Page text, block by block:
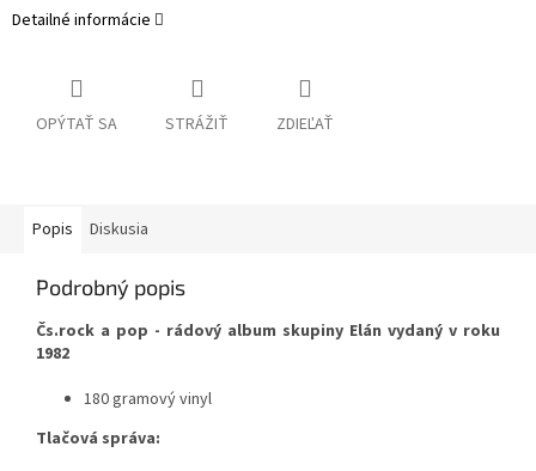
Detailné informácie
OPÝTAŤ SA STRÁŽIŤ ZDIEĽAŤ
Popis Diskusia
Podrobný popis
Čs.rock a pop - rádový album skupiny Elán vydaný v roku
1982
180 gramový vinyl
Tlačová správa: